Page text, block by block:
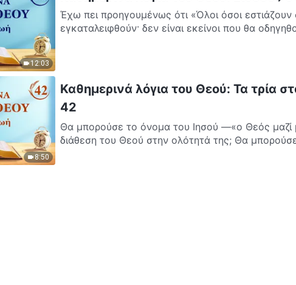
12:03
Έχω πει προηγουμένως ότι «Όλοι όσοι
εγκαταλειφθούν· δεν είναι εκείνοι που θα
8:50
Καθημερινά λόγια του Θεού: Τα τρία
42
Θα μπορούσε το όνομα του Ιησού —«ο Θεός μαζί
διάθεση του Θεού στην ολότητά της; Θα